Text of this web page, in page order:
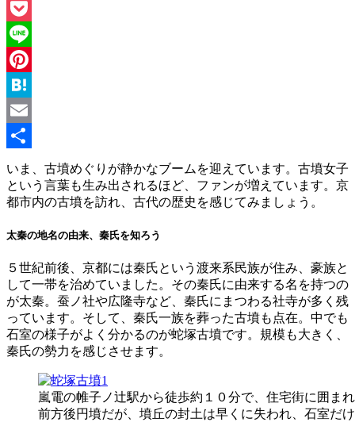
Twitter
Pocket
Line
Pinterest
Hatena
Email
有
いま、古墳めぐりが静かなブームを迎えています。古墳女子
という言葉も生み出されるほど、ファンが増えています。京
都市内の古墳を訪れ、古代の歴史を感じてみましょう。
太秦の地名の由来、秦氏を知ろう
５世紀前後、京都には秦氏という渡来系民族が住み、豪族と
して一帯を治めていました。その秦氏に由来する名を持つの
が太秦。蚕ノ社や広隆寺など、秦氏にまつわる社寺が多く残
っています。そして、秦氏一族を葬った古墳も点在。中でも
石室の様子がよく分かるのが蛇塚古墳です。規模も大きく、
秦氏の勢力を感じさせます。
嵐電の帷子ノ辻駅から徒歩約１０分で、住宅街に囲ま
前方後円墳だが、墳丘の封土は早くに失われ、石室だ